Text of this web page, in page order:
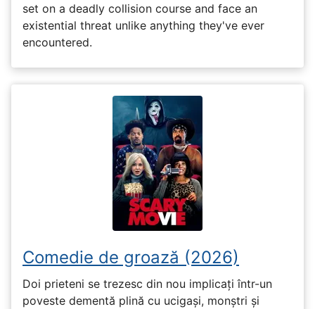
set on a deadly collision course and face an
existential threat unlike anything they've ever
encountered.
Comedie de groază (2026)
Doi prieteni se trezesc din nou implicați într-un
poveste dementă plină cu ucigași, monștri și